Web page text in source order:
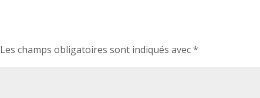
Les champs obligatoires sont indiqués avec*